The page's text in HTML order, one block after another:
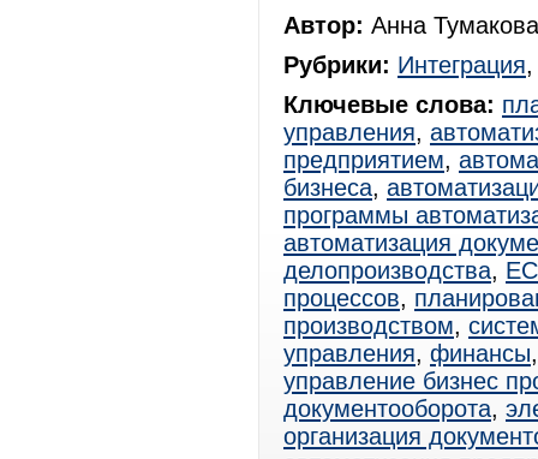
Автор: Анна
Рубрики: Интеграция
Ключевые слова:
управления,
предприятием,
бизнеса,
программы
автоматизация
делопроизводства,
процессов,
производством,
управления, финансы
управление бизнес
документооборота,
организация